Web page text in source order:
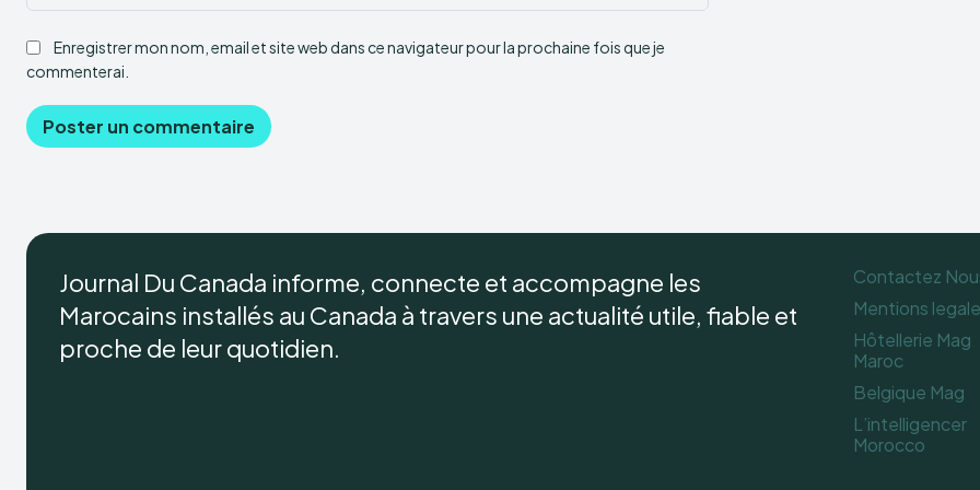
:
Enregistrer mon nom, email et site web dans ce navigateur pour la prochaine fois que je
commenterai.
Journal Du Canada informe, connecte et accompagne les
Marocains installés au Canada à travers une actualité utile, fiable et
proche de leur quotidien.
Contactez
Mentions
Hôtellerie Mag
Maroc
Belgique Mag
L’intelligencer
Morocco